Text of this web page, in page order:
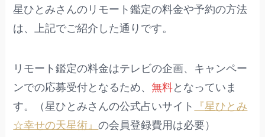
星ひとみさんのリモート鑑定の料金や予約の方法
は、上記でご紹介した通りです。
リモート鑑定の料金はテレビの企画、キャンペー
ンでの応募受付となるため、無料となっていま
す。（星ひとみさんの公式占いサイト
『星ひとみ
☆幸せの天星術』の会員登録費用は必要）